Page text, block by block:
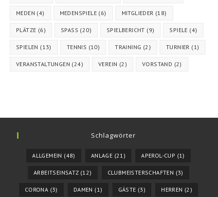
MEDEN (4) MEDENSPIELE (6) MITGLIEDER (18)
PLÄTZE (6) SPASS (20) SPIELBERICHT (9) SPIELE (4)
SPIELEN (13) TENNIS (10) TRAINING (2) TURNIER (1)
VERANSTALTUNGEN (24) VEREIN (2) VORSTAND (2)
Schlagwörter
ALLGEMEIN (48) ANLAGE (21) APEROL-CUP (1)
ARBEITSEINSATZ(12) CLUBMEISTERSCHAFTEN (3)
CORONA (3) DAMEN (1) GÄSTE (3) HERREN (2)